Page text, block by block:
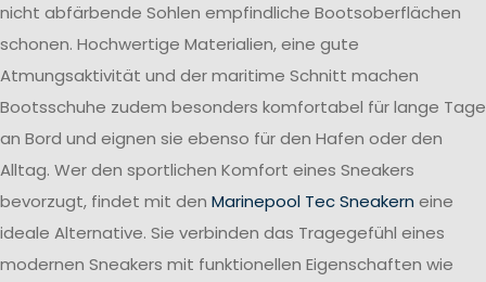
nicht abfärbende Sohlen empfindliche Bootsoberflächen
schonen. Hochwertige Materialien, eine gute
Atmungsaktivität und der maritime Schnitt machen
Bootsschuhe zudem besonders komfortabel für lange Tage
an Bord und eignen sie ebenso für den Hafen oder den
Alltag. Wer den sportlichen Komfort eines Sneakers
bevorzugt, findet mit den Marinepool Tec Sneakern eine
ideale Alternative. Sie verbinden das Tragegefühl eines
modernen Sneakers mit funktionellen Eigenschaften wie